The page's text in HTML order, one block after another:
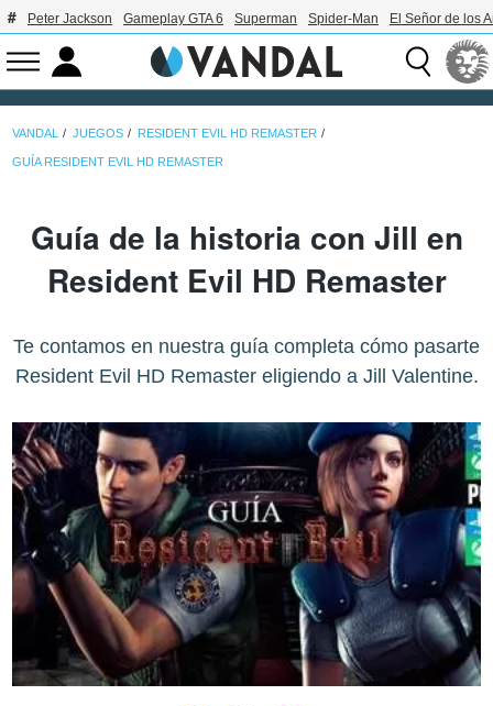
Peter Jackson Gameplay GTA 6 Superman Spider-Man El Señor de los
VANDAL JUEGOS RESIDENT EVIL HD REMASTER
GUÍA RESIDENT EVIL HD REMASTER
Guía de la historia con Jill en
Resident Evil HD Remaster
Te contamos en nuestra guía completa cómo pasarte
Resident Evil HD Remaster eligiendo a Jill Valentine.